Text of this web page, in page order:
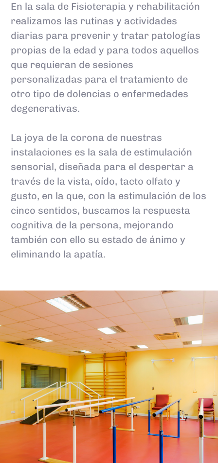
En la sala de Fisioterapia y rehabilitación
realizamos las rutinas y actividades
diarias para prevenir y tratar patologías
propias de la edad y para todos aquellos
que requieran de sesiones
personalizadas para el tratamiento de
otro tipo de dolencias o enfermedades
degenerativas.
La joya de la corona de nuestras
instalaciones es la sala de estimulación
sensorial, diseñada para el despertar a
través de la vista, oído, tacto olfato y
gusto, en la que, con la estimulación de los
cinco sentidos, buscamos la respuesta
cognitiva de la persona, mejorando
también con ello su estado de ánimo y
eliminando la apatía.